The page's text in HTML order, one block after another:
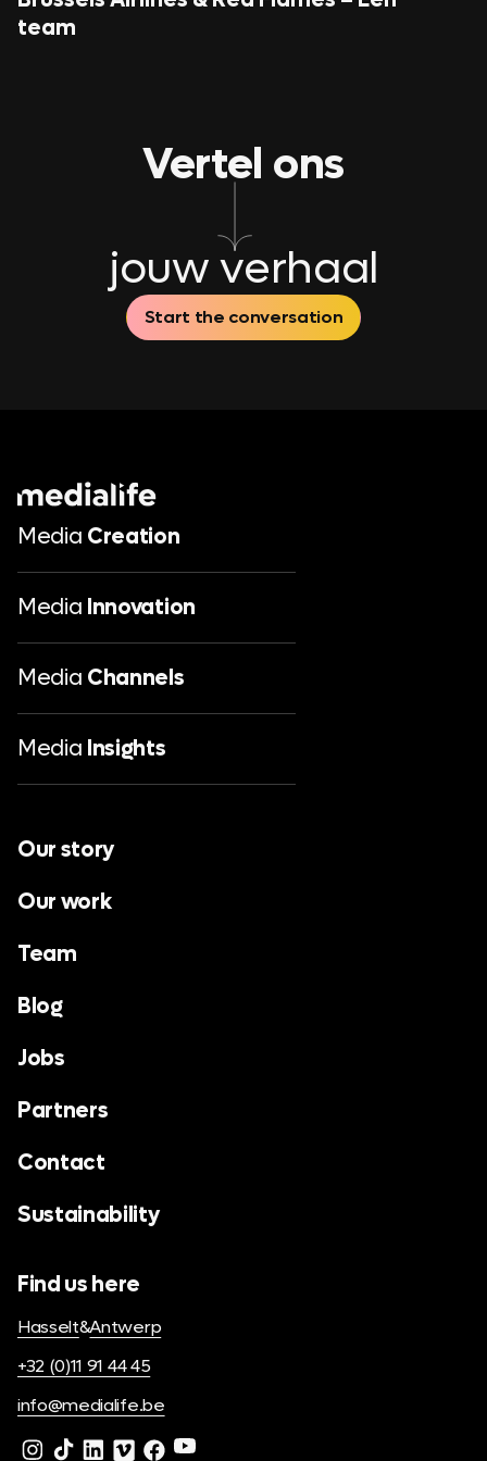
team
Vertel ons
jouw verhaal
Start the conversation
Media Creation
Media Innovation
Media Channels
Media Insights
Our story
Our work
Team
Blog
Jobs
Partners
Contact
Sustainability
Find us here
Hasselt&Antwerp
+32 (0)11 91 44 45
info@medialife.be